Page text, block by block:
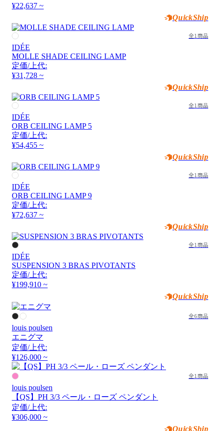
¥22,637 ~
QuickShip
全1商品
IDÉE
MOLLE SHADE CEILING LAMP
定価/上代:
¥31,728 ~
QuickShip
全1商品
IDÉE
ORB CEILING LAMP 5
定価/上代:
¥54,455 ~
QuickShip
全1商品
IDÉE
ORB CEILING LAMP 9
定価/上代:
¥72,637 ~
QuickShip
全1商品
IDÉE
SUSPENSION 3 BRAS PIVOTANTS
定価/上代:
¥199,910 ~
QuickShip
全6商品
louis poulsen
エニグマ
定価/上代:
¥126,000 ~
全1商品
louis poulsen
【QS】PH 3/3 ペール・ローズ ペンダント
定価/上代:
¥306,000 ~
QuickShip